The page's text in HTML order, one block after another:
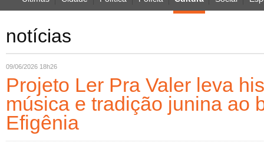
notícias
09/06/2026 18h26
Projeto Ler Pra Valer leva
música e tradição junina ao
Efigênia